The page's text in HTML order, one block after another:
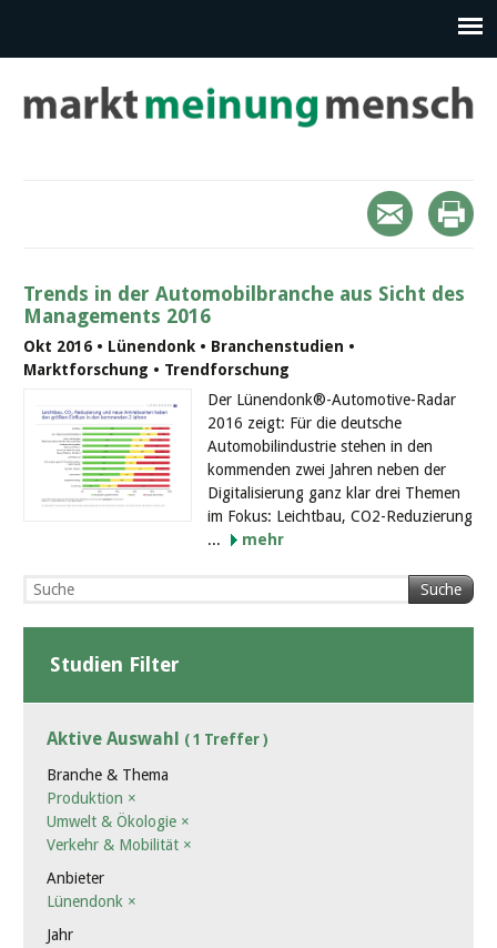
Trends in der Automobilbranche aus Sicht des
Managements 2016
Okt 2016 • Lünendonk • Branchenstudien •
Marktforschung • Trendforschung
Der Lünendonk®-Automotive-Radar
2016 zeigt: Für die deutsche
Automobilindustrie stehen in den
kommenden zwei Jahren neben der
Digitalisierung ganz klar drei Themen
im Fokus: Leichtbau, CO2-Reduzierung
...
mehr
Suche
Studien Filter
Aktive Auswahl ( 1 Treffer )
Branche & Thema
Produktion ×
Umwelt & Ökologie ×
Verkehr & Mobilität ×
Anbieter
Lünendonk ×
Jahr